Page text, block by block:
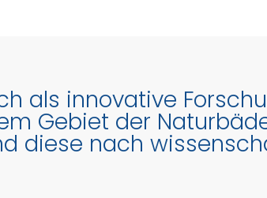
als innovative
Gebiet der
diese nach